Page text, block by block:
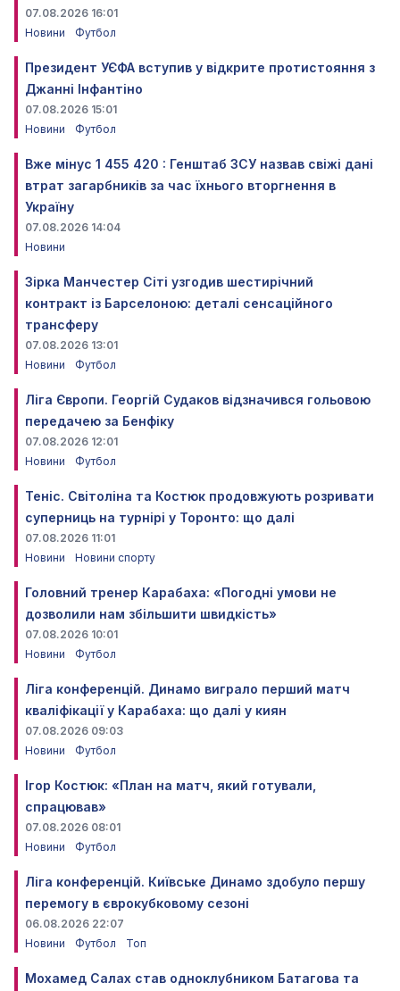
07.08.2026 16:01
Новини
Футбол
Президент УЄФА вступив у відкрите протистояння з
Джанні Інфантіно
07.08.2026 15:01
Новини
Футбол
Вже мінус 1 455 420 : Генштаб ЗСУ назвав свіжі дані
втрат загарбників за час їхнього вторгнення в
Україну
07.08.2026 14:04
Новини
Зірка Манчестер Сіті узгодив шестирічний
контракт із Барселоною: деталі сенсаційного
трансферу
07.08.2026 13:01
Новини
Футбол
Ліга Європи. Георгій Судаков відзначився гольовою
передачею за Бенфіку
07.08.2026 12:01
Новини
Футбол
Теніс. Світоліна та Костюк продовжують розривати
суперниць на турнірі у Торонто: що далі
07.08.2026 11:01
Новини
Новини спорту
Головний тренер Карабаха: «Погодні умови не
дозволили нам збільшити швидкість»
07.08.2026 10:01
Новини
Футбол
Ліга конференцій. Динамо виграло перший матч
кваліфікації у Карабаха: що далі у киян
07.08.2026 09:03
Новини
Футбол
Ігор Костюк: «План на матч, який готували,
спрацював»
07.08.2026 08:01
Новини
Футбол
Ліга конференцій. Київське Динамо здобуло першу
перемогу в єврокубковому сезоні
06.08.2026 22:07
Новини
Футбол Топ
Мохамед Салах став одноклубником Батагова та